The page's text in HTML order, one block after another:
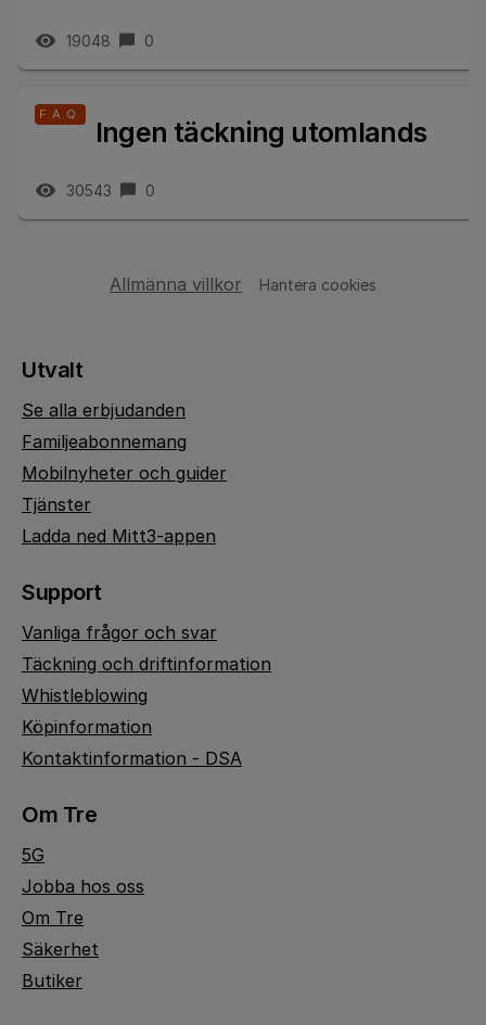
19048 0
F.A.Q.
Ingen täckning utomlands
30543 0
Allmänna villkor Hantera cookies
Utvalt
Se alla erbjudanden
Familjeabonnemang
Mobilnyheter och guider
Tjänster
Ladda ned Mitt3-appen
Support
Vanliga frågor och svar
Täckning och driftinformation
Whistleblowing
Köpinformation
Kontaktinformation - DSA
Om Tre
5G
Jobba hos oss
Om Tre
Säkerhet
Butiker